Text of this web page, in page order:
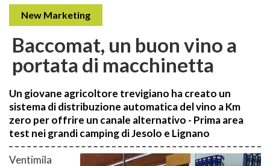
New Marketing
Baccomat, un buon vino a
portata di macchinetta
Un giovane agricoltore trevigiano ha creato un
sistema di distribuzione automatica del vino a Km
zero per offrire un canale alternativo - Prima area
test nei grandi camping di Jesolo e Lignano
Ventimila